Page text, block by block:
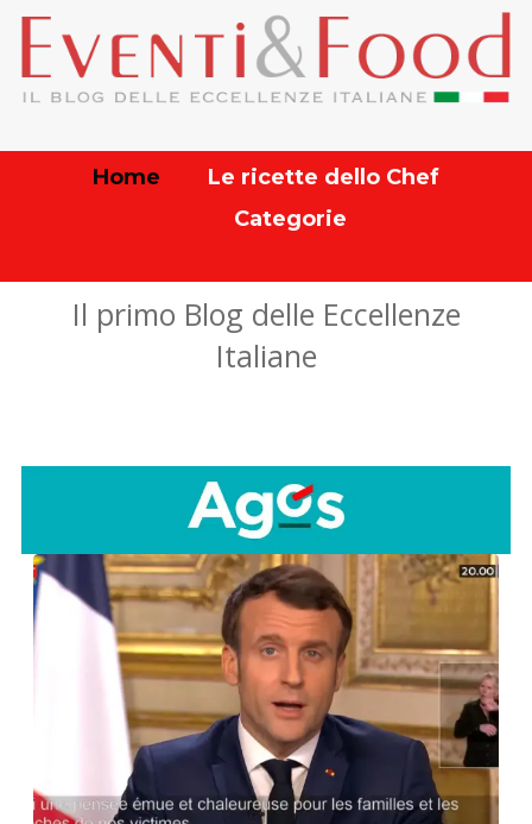
Home
Le ricette dello Chef
Categorie
Il primo Blog delle Eccellenze
Italiane